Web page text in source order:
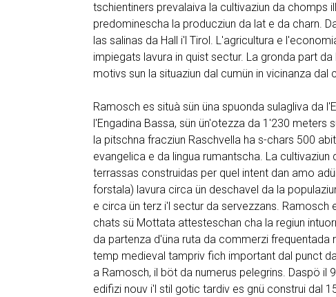
tschientiners prevalaiva la cultivaziun da chomps
predominescha la producziun da lat e da charn.
las salinas da Hall i'l Tirol. L'agricultura e
impiegats lavura in quist sectur. La gronda part
motivs sun la situaziun dal cumün in vicinanza
Ramosch es situà sün üna spuonda sulagliva da
l'Engadina Bassa, sün ün'otezza da 1'230 meters
la pitschna fracziun Raschvella ha s-chars 500
evangelica e da lingua rumantscha. La
terrassas construidas per quel intent dan amo
forstala) lavura circa ün deschavel da la
e circa ün terz i'l sectur da servezzans. Ramosch
chats sü Mottata attesteschan cha la regiun
da partenza d'üna ruta da commerzi frequentada
temp medieval tampriv fich important dal punct
a Ramosch, il böt da numerus pelegrins. Daspö
edifizi nouv i'l stil gotic tardiv es gnü construi dal